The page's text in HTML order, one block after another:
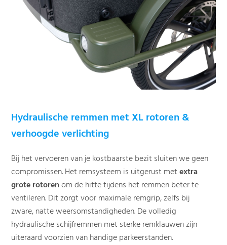
Hydraulische remmen met XL rotoren &
verhoogde verlichting
Bij het vervoeren van je kostbaarste bezit sluiten we geen
compromissen. Het remsysteem is uitgerust metextra
grote rotorenom de hitte tijdens het remmen beter te
ventileren. Dit zorgt voor maximale remgrip, zelfs bij
zware, natte weersomstandigheden. De volledig
hydraulische schijfremmen met sterke remklauwen zijn
uiteraard voorzien van handige parkeerstanden.